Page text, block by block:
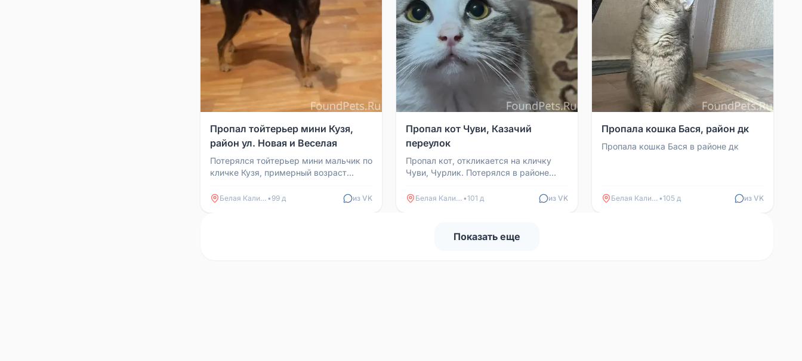
Пропал тойтерьер мини Кузя,
район ул. Новая и Веселая
Потерялся тойтерьер мини мальчик по
кличке Кузя, примерный возраст
апреля около 13:0...
Белая Калитва • 99 д из VK
Пропал кот Чуви, Казачий
переулок
Пропал кот, откликается на кличку
Чуви, Чурлик. Потерялся в районе
Белая Калитва •101 д из VK
Пропала кошка Бася, район дк
Пропала кошка Бася в районе дк
Белая Калитва •105 д из VK
Показать еще